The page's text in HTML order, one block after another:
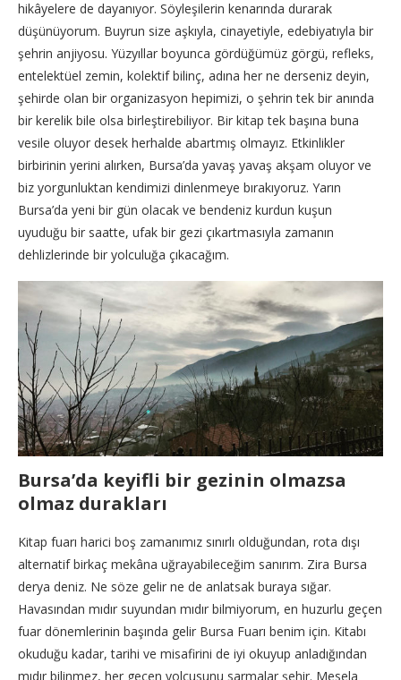
hikâyelere de dayanıyor. Söyleşilerin kenarında durarak
düşünüyorum. Buyrun size aşkıyla, cinayetiyle, edebiyatıyla bir
şehrin anjiyosu. Yüzyıllar boyunca gördüğümüz görgü, refleks,
entelektüel zemin, kolektif bilinç, adına her ne derseniz deyin,
şehirde olan bir organizasyon hepimizi, o şehrin tek bir anında
bir kerelik bile olsa birleştirebiliyor. Bir kitap tek başına buna
vesile oluyor desek herhalde abartmış olmayız. Etkinlikler
birbirinin yerini alırken, Bursa’da yavaş yavaş akşam oluyor ve
biz yorgunluktan kendimizi dinlenmeye bırakıyoruz. Yarın
Bursa’da yeni bir gün olacak ve bendeniz kurdun kuşun
uyuduğu bir saatte, ufak bir gezi çıkartmasıyla zamanın
dehlizlerinde bir yolculuğa çıkacağım.
Bursa’da keyifli bir gezinin olmazsa
olmaz durakları
Kitap fuarı harici boş zamanımız sınırlı olduğundan, rota dışı
alternatif birkaç mekâna uğrayabileceğim sanırım. Zira Bursa
derya deniz. Ne söze gelir ne de anlatsak buraya sığar.
Havasından mıdır suyundan mıdır bilmiyorum, en huzurlu geçen
fuar dönemlerinin başında gelir Bursa Fuarı benim için. Kitabı
okuduğu kadar, tarihi ve misafirini de iyi okuyup anladığından
mıdır bilinmez, her geçen yolcusunu sarmalar şehir. Mesela